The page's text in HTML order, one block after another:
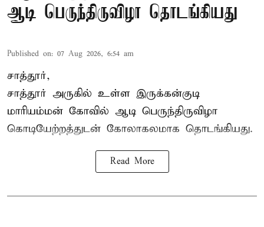
ஆடி பெருந்திருவிழா தொடங்கியது
Published on: 07 Aug 2026, 6:54 am
சாத்தூர்,
சாத்தூர் அருகில் உள்ள இருக்கன்குடி
மாரியம்மன் கோவில் ஆடி பெருந்திருவிழா
கொடியேற்றத்துடன் கோலாகலமாக தொடங்கியது.
Read More